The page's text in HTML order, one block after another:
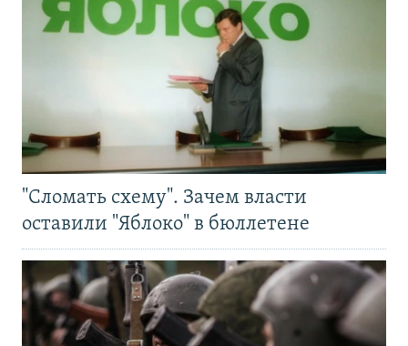
"Сломать схему". Зачем власти
оставили "Яблоко" в бюллетене